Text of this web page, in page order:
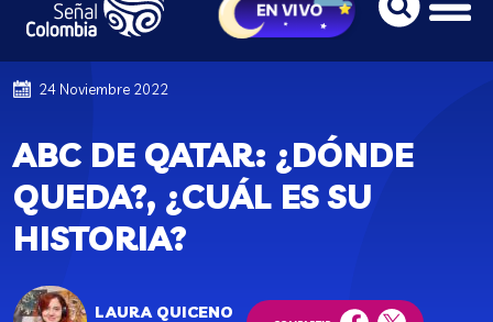
24 Noviembre 2022
ABC DE QATAR: ¿DÓNDE
QUEDA?, ¿CUÁL ES SU
HISTORIA?
LAURA QUICENO